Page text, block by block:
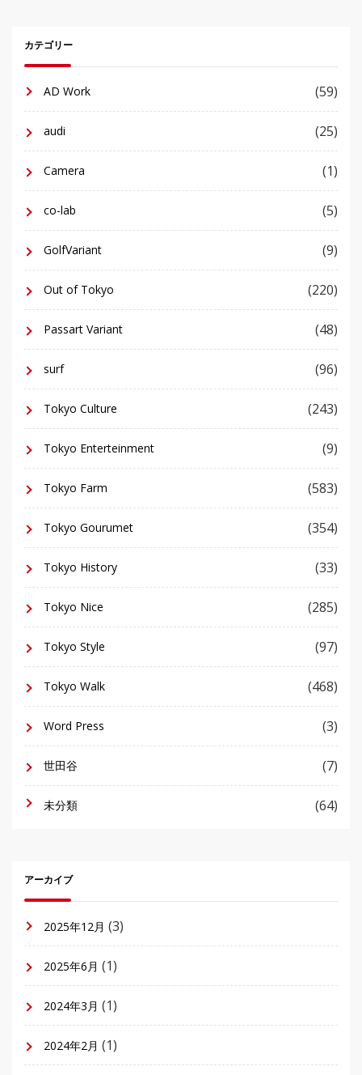
カテゴリー
AD Work (59)
audi (25)
Camera (1)
co-lab (5)
GolfVariant (9)
Out of Tokyo (220)
Passart Variant (48)
surf (96)
Tokyo Culture (243)
Tokyo Enterteinment (9)
Tokyo Farm (583)
Tokyo Gourumet (354)
Tokyo History (33)
Tokyo Nice (285)
Tokyo Style (97)
Tokyo Walk (468)
Word Press (3)
世田谷 (7)
未分類 (64)
アーカイブ
2025年12月 (3)
2025年6月 (1)
2024年3月 (1)
2024年2月 (1)